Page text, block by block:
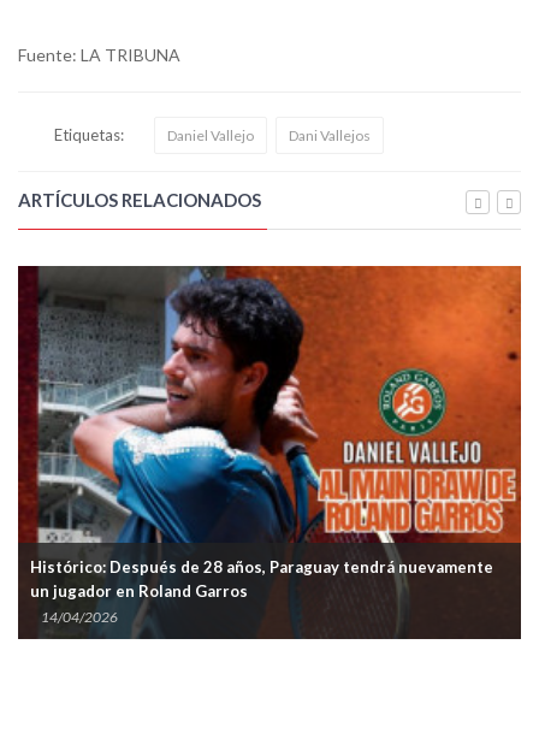
Fuente: LA TRIBUNA
Etiquetas: Daniel Vallejo Dani Vallejos
ARTÍCULOS RELACIONADOS
Histórico: Después de 28 años, Paraguay tendrá nuevamente
un jugador en Roland Garros
14/04/2026